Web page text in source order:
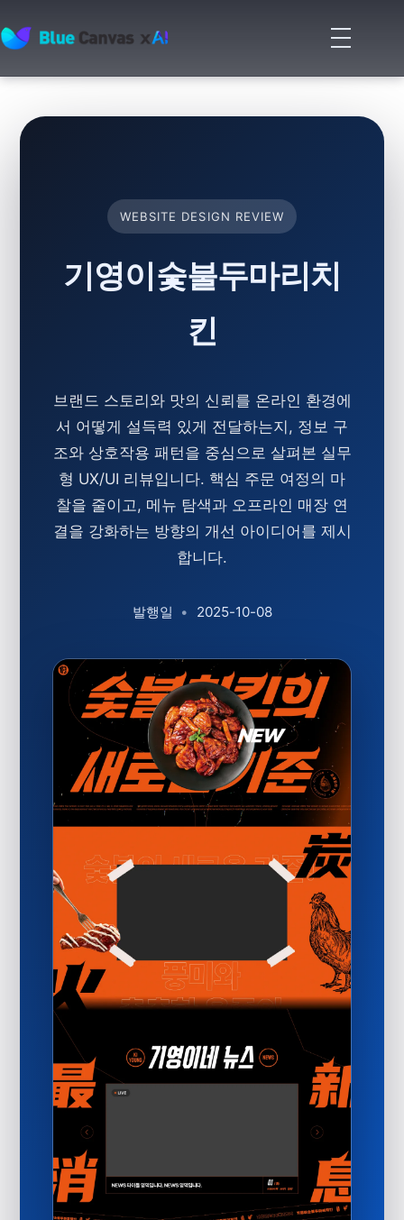
BLUECANVAS
메
뉴
기
WEBSITE DESIGN REVIEW
기영이숯불두마리치
킨
브랜드 스토리와 맛의 신뢰를 온라인 환경에
서 어떻게 설득력 있게 전달하는지, 정보 구
조와 상호작용 패턴을 중심으로 살펴본 실무
형 UX/UI 리뷰입니다. 핵심 주문 여정의 마
찰을 줄이고, 메뉴 탐색과 오프라인 매장 연
결을 강화하는 방향의 개선 아이디어를 제시
합니다.
발행일 • 2025-10-08